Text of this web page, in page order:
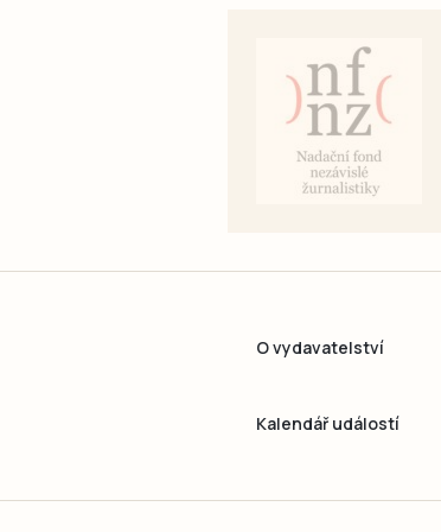
O vydavatelství
Kalendář událostí